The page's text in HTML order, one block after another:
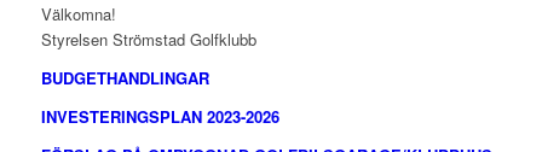
Välkomna!
Styrelsen Strömstad Golfklubb
BUDGETHANDLINGAR
INVESTERINGSPLAN 2023-2026